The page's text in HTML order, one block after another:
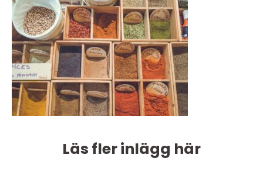
Läs fler inlägg här